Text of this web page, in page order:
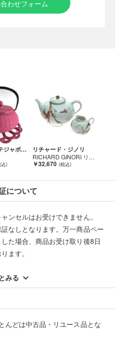
のでご注意ください。
わせフォーム
アンシャンテジャポン カラーポット ポット敷 2点セット 南部鉄器 鉄瓶 急須 ピンク Aランク
リチャード・ジノリ
RICHARD GINORI リチャード・ジノリ ティーポット ヴィルトゥス/クリーマーセット Sランク
￥32,670
について
ンセルはお受けできません。
なしとなります。万一商品ペー
た場合、商品お受け取り後8日
ます。
します。
商品は、店頭での返品はお受け
び交換に関しては承ることがで
みる
んどは中古品・リユース品とな